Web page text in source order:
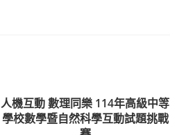
人機互動 數理同樂 114年高級中等
學校數學暨自然科學互動試題挑戰